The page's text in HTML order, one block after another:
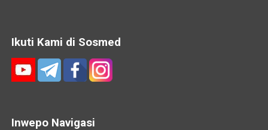
Ikuti Kami di Sosmed
Inwepo Navigasi